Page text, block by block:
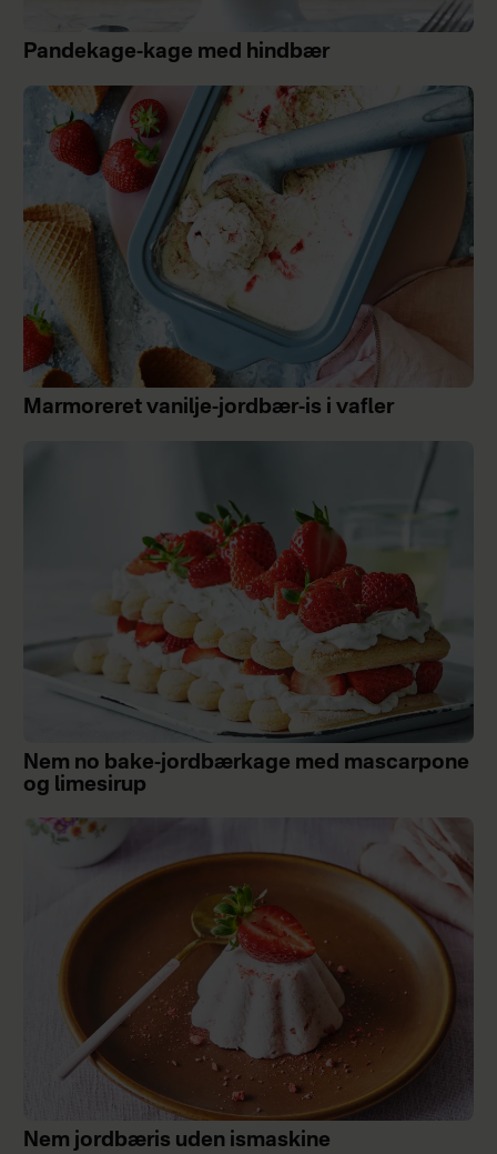
Pandekage-kage med hindbær
Marmoreret vanilje-jordbær-is i vafler
Nem no bake-jordbærkage med mascarpone
og limesirup
Nem jordbæris uden ismaskine